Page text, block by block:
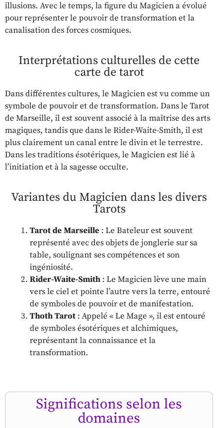
illusions. Avec le temps, la figure du Magicien a évolué
pour représenter le pouvoir de transformation et la
canalisation des forces cosmiques.
Interprétations culturelles de cette
carte de tarot
Dans différentes cultures, le Magicien est vu comme un
symbole de pouvoir et de transformation. Dans le Tarot
de Marseille, il est souvent associé à la maîtrise des arts
magiques, tandis que dans le Rider-Waite-Smith, il est
plus clairement un canal entre le divin et le terrestre.
Dans les traditions ésotériques, le Magicien est lié à
l’initiation et à la sagesse occulte.
Variantes du Magicien dans les divers
Tarots
Tarot de Marseille : Le Bateleur est souvent
représenté avec des objets de jonglerie sur sa
table, soulignant ses compétences et son
ingéniosité.
Rider-Waite-Smith : Le Magicien lève une main
vers le ciel et pointe l’autre vers la terre, entouré
de symboles de pouvoir et de manifestation.
Thoth Tarot : Appelé « Le Mage », il est entouré
de symboles ésotériques et alchimiques,
représentant la connaissance et la
transformation.
Significations selon les
domaines